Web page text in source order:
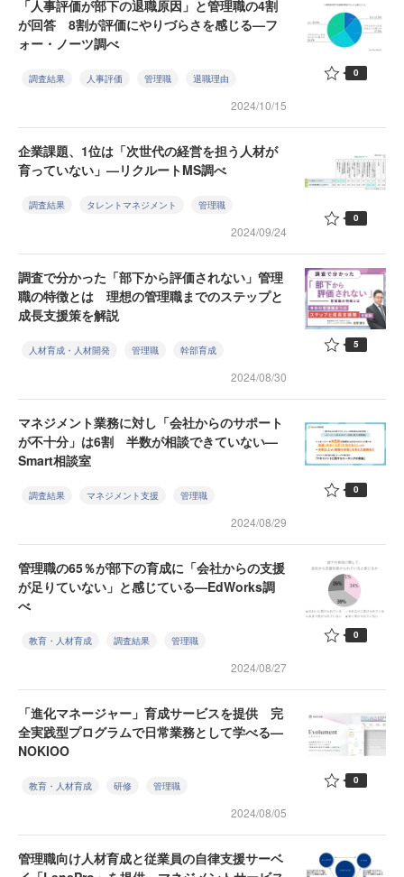
「人事評価が部下の退職原因」と管理職の4割
が回答 8割が評価にやりづらさを感じる—フ
ォー・ノーツ調べ
調査結果 人事評価 管理職 退職理由
2024/10/15
0
企業課題、1位は「次世代の経営を担う人材が
育っていない」—リクルートMS調べ
調査結果 タレントマネジメント 管理職
2024/09/24
0
調査で分かった「部下から評価されない」管理
職の特徴とは 理想の管理職までのステップと
成長支援策を解説
人材育成・人材開発 管理職 幹部育成
2024/08/30
5
マネジメント業務に対し「会社からのサポート
が不十分」は6割 半数が相談できていない—
Smart相談室
調査結果 マネジメント支援 管理職
2024/08/29
0
管理職の65％が部下の育成に「会社からの支援
が足りていない」と感じている—EdWorks調
べ
教育・人材育成 調査結果 管理職
2024/08/27
0
「進化マネージャー」育成サービスを提供 完
全実践型プログラムで日常業務として学べる—
NOKIOO
教育・人材育成 研修 管理職
2024/08/05
0
管理職向け人材育成と従業員の自律支援サーベ